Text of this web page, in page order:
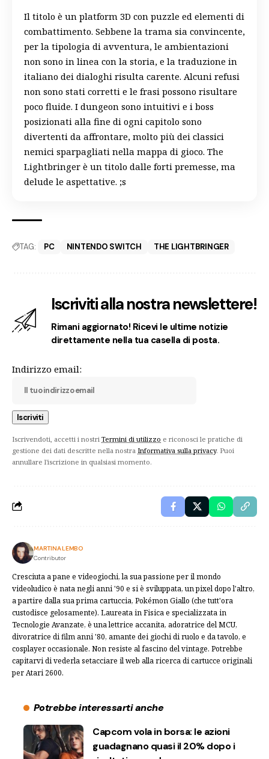
Il titolo è un platform 3D con puzzle ed elementi di
combattimento. Sebbene la trama sia convincente,
per la tipologia di avventura, le ambientazioni
non sono in linea con la storia, e la traduzione in
italiano dei dialoghi risulta carente. Alcuni refusi
non sono stati corretti e le frasi possono risultare
poco fluide. I dungeon sono intuitivi e i boss
posizionati alla fine di ogni capitolo sono
divertenti da affrontare, molto più dei classici
nemici sparpagliati nella mappa di gioco. The
Lightbringer è un titolo dalle forti premesse, ma
delude le aspettative. ;s
TAG: PC NINTENDO SWITCH THE LIGHTBRINGER
Iscriviti alla nostra newslettere!
Rimani aggiornato! Ricevi le ultime notizie
direttamente nella tua casella di posta.
Indirizzo email:
Iscrivendoti, accetti i nostri Termini di utilizzo e riconosci le pratiche di
gestione dei dati descritte nella nostra Informativa sulla privacy. Puoi
annullare l'iscrizione in qualsiasi momento.
MARTINA LEMBO
Contributor
Cresciuta a pane e videogiochi, la sua passione per il mondo
videoludico è nata negli anni '90 e si è sviluppata, un pixel dopo l'altro,
a partire dalla sua prima cartuccia, Pokémon Giallo (che tutt'ora
custodisce gelosamente). Laureata in Fisica e specializzata in
Tecnologie Avanzate, è una lettrice accanita, adoratrice del MCU,
divoratrice di film anni '80, amante dei giochi di ruolo e da tavolo, e
cosplayer occasionale. Non resiste al fascino del vintage. Potrebbe
capitarvi di vederla setacciare il web alla ricerca di cartucce originali
per Atari 2600.
Potrebbe interessarti anche
Capcom vola in borsa: le azioni
guadagnano quasi il 20% dopo i